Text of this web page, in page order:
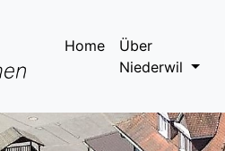
Home
Über
Niederwil